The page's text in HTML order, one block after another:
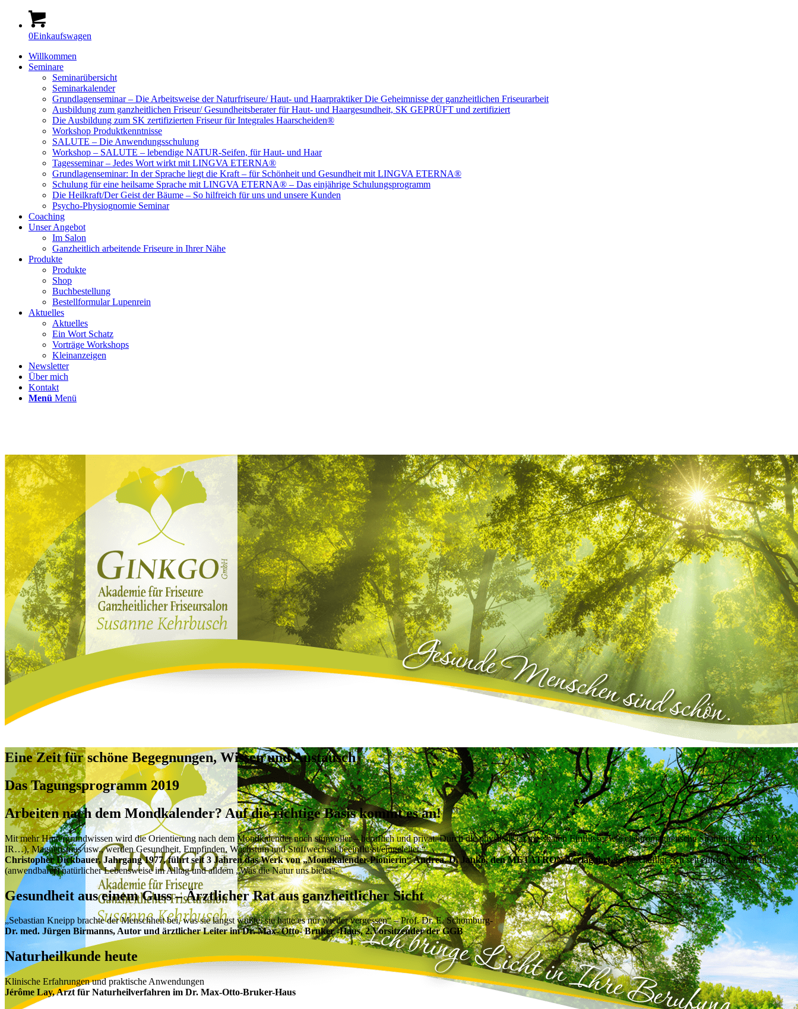
0Einkaufswagen
Willkommen
Seminare
Seminarübersicht
Seminarkalender
Grundlagenseminar – Die Arbeitsweise der Naturfriseure/ Haut- und Haarpraktiker Die Geheimnisse der ganzheitlichen Friseurarbeit
Ausbildung zum ganzheitlichen Friseur/ Gesundheitsberater für Haut- und Haargesundheit, SK GEPRÜFT und zertifiziert
Die Ausbildung zum SK zertifizierten Friseur für Integrales Haarscheiden®
Workshop Produktkenntnisse
SALUTE – Die Anwendungsschulung
Workshop – SALUTE – lebendige NATUR-Seifen, für Haut- und Haar
Tagesseminar – Jedes Wort wirkt mit LINGVA ETERNA®
Grundlagenseminar: In der Sprache liegt die Kraft – für Schönheit und Gesundheit mit LINGVA ETERNA®
Schulung für eine heilsame Sprache mit LINGVA ETERNA® – Das einjährige Schulungsprogramm
Die Heilkraft/Der Geist der Bäume – So hilfreich für uns und unsere Kunden
Psycho-Physiognomie Seminar
Coaching
Unser Angebot
Im Salon
Ganzheitlich arbeitende Friseure in Ihrer Nähe
Produkte
Produkte
Shop
Buchbestellung
Bestellformular Lupenrein
Aktuelles
Aktuelles
Ein Wort Schatz
Vorträge Workshops
Kleinanzeigen
Newsletter
Über mich
Kontakt
Menü Menü
Eine Zeit für schöne Begegnungen, Wissen und Austausch
Das Tagungsprogramm 2019
Arbeiten nach dem Mondkalender? Auf die richtige Basis kommt es an!
Mit mehr Hintergrundwissen wird die Orientierung nach dem Mondkalender noch sinnvoller – beruflich und privat. Durch die physikalisch messbaren Einflüsse, wie elektromagnetische Strahlung ( Licht, UV,
IR…), Magnetismus usw., werden Gesundheit, Empfinden, Wachstum und Stoffwechsel beeinflusst/eingeleitet.“
Christopher Dickbauer, Jahrgang 1977, führt seit 3 Jahren das Werk von „Mondkalender-Pionierin“ Andrea. D. Janko, den METATRON-Verlag fort.Er beschäftigt sich seit etlichen Jahren mit
(anwendbarer) natürlicher Lebensweise im Alltag und alldem „Was die Natur uns bietet“.
Gesundheit aus einem Guss – Ärztlicher Rat aus ganzheitlicher Sicht
„Sebastian Kneipp brachte der Menschheit bei, was sie längst wußte, sie hatte es nur wieder vergessen“ – Prof. Dr. E. Schomburg-
Dr. med. Jürgen Birmanns, Autor und ärztlicher Leiter im Dr. Max- Otto- Bruker -Haus, 2.Vorsitzender der GGB
Naturheilkunde heute
Klinische Erfahrungen und praktische Anwendungen
Jérôme Lay, Arzt für Naturheilverfahren im Dr. Max-Otto-Bruker-Haus